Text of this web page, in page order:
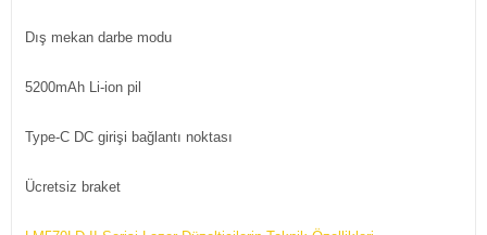
Dış mekan darbe modu
5200mAh Li-ion pil
Type-C DC girişi bağlantı noktası
Ücretsiz braket